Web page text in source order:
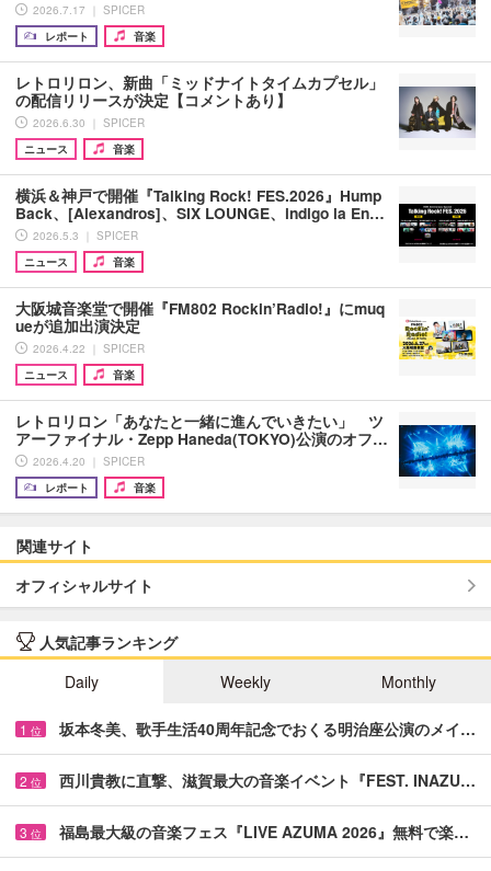
2026.7.17 ｜ SPICER
レポート
音楽
レトロリロン、新曲「ミッドナイトタイムカプセル」
の配信リリースが決定【コメントあり】
2026.6.30 ｜ SPICER
ニュース
音楽
横浜＆神戸で開催『Talking Rock! FES.2026』Hump
Back、[Alexandros]、SIX LOUNGE、indigo la En…
2026.5.3 ｜ SPICER
ニュース
音楽
大阪城音楽堂で開催『FM802 Rockin’Radio!』にmuq
ueが追加出演決定
2026.4.22 ｜ SPICER
ニュース
音楽
レトロリロン「あなたと一緒に進んでいきたい」 ツ
アーファイナル・Zepp Haneda(TOKYO)公演のオフ…
2026.4.20 ｜ SPICER
レポート
音楽
関連サイト
オフィシャルサイト
人気記事ランキング
Daily
Weekly Monthly
1 位 坂本冬美、歌手生活40周年記念でおくる明治座公演のメイ…
2 位 西川貴教に直撃、滋賀最大の音楽イベント『FEST. INAZU…
3 位 福島最大級の音楽フェス『LIVE AZUMA 2026』無料で楽…